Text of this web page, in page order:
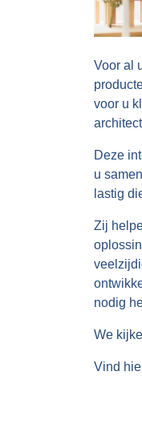
Voor al
voor u
Deze
u
lastig
Zij
nodig
We
Vind